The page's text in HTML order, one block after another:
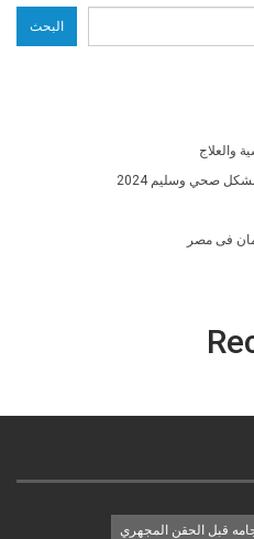
البحث
والعلاج
صحي وسليم 2024
فى مصر
قبل الحقن المجهري